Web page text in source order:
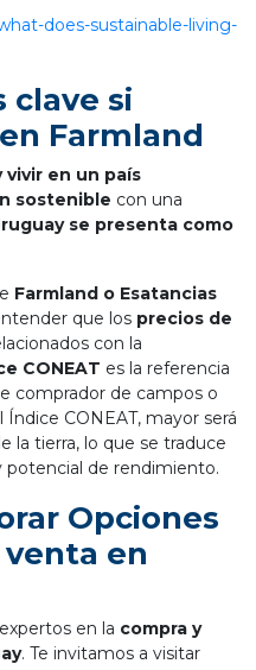
does-sustainable-living-
clave si
Farmland
vivir en un país
sostenible con una
se presenta como
Farmland o Esatancias
que los precios de
con la
CONEAT es la referencia
comprador de campos o
CONEAT, mayor será
la tierra, lo que se traduce
de rendimiento.
Opciones
en
en la compra y
. Te invitamos a visitar